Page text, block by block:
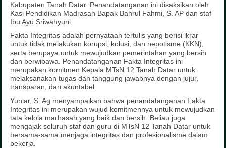
Kabupaten Tanah Datar. Penandatanganan ini disaksikan oleh
Kasi Pendidikan Madrasah Bapak Bahrul Fahmi, S. AP dan staf
Ibu Ayu Sriwahyuni.
Fakta Integritas adalah pernyataan tertulis yang berisi ikrar
untuk tidak melakukan korupsi, kolusi, dan nepotisme (KKN),
serta berupaya untuk mewujudkan pemerintahan yang bersih
dan berwibawa. Penandatanganan Fakta Integritas ini
merupakan komitmen Kepala MTsN 12 Tanah Datar untuk
melaksanakan tugas dan tanggung jawabnya dengan jujur,
transparan, dan akuntabel.
Yuniar, S. Ag menyampaikan bahwa penandatanganan Fakta
Integritas ini merupakan wujud komitmennya untuk mewujudkan
tata kelola madrasah yang baik dan bersih. Beliau juga
mengajak seluruh staf dan guru di MTsN 12 Tanah Datar untuk
bersama-sama menjaga integritas dan profesionalisme dalam
bekerja.